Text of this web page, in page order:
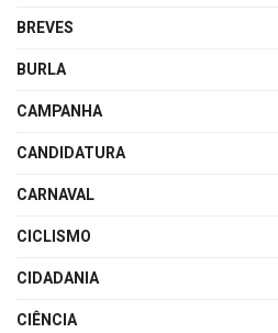
BREVES
BURLA
CAMPANHA
CANDIDATURA
CARNAVAL
CICLISMO
CIDADANIA
CIÊNCIA